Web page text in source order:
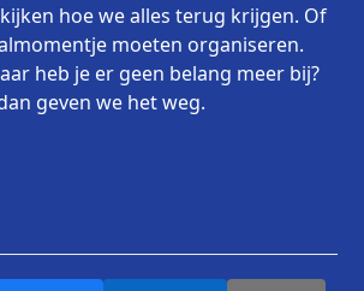
hoe we alles terug krijgen. Of
moeten organiseren.
heb je er geen belang meer bij?
geven we het weg.